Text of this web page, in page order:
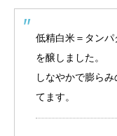
低精白米＝タン
を醸しました。
しなやかで膨ら
てます。